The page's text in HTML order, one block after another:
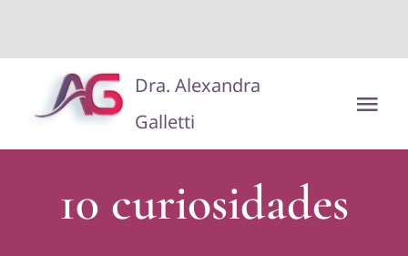
contenido
Dra. Alexandra
Galletti
10 curiosidades